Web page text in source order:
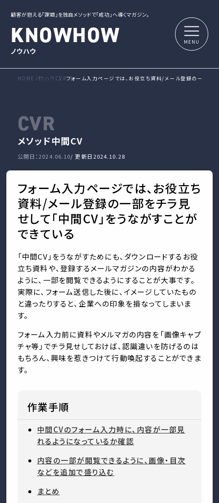
顧客が抱える「課題」を独自メソッドで「成功」へ導くマガジン。
KNOWHOW
ノウハウ
HOME ノウハウ CVRフォーム入力ページでは、お役立ち資料/メール登録の一部を
CVR
メソッド中間CV
公開日：2024.06.10/ 更新日2024.10.28
フォーム入力ページでは、お役立ち
資料/メール登録の一部をチラ見
せして「中間CV」をうながすことが
できている
「中間CV」をうながすためにも、ダウンロードするお役
立ち資料や、登録するメールマガジンの内容がわかる
ように、一部を閲覧できるようにすることが大事です。
実際に、フォーム送信した後に、イメージしていたもの
と違ったりすると、企業への印象を損なってしまいま
す。
フォーム入力前に資料やメルマガの内容を「画像キャプ
チャ等」でチラ見せしておけば、認識違いを防げるのは
もちろん、興味を惹きつけて行動喚起することができま
す。
作業手順
中間CVのフォーム入力時に、内容が一部見
れるようになっているか確認
内容の一部が閲覧できるように、画像・目次
などを追加で盛り込む
まとめ